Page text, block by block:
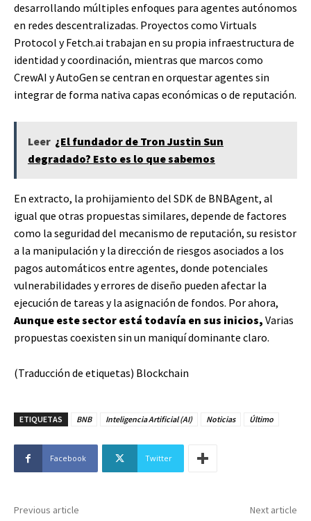
desarrollando múltiples enfoques para agentes autónomos
en redes descentralizadas. Proyectos como Virtuals
Protocol y Fetch.ai trabajan en su propia infraestructura de
identidad y coordinación, mientras que marcos como
CrewAI y AutoGen se centran en orquestar agentes sin
integrar de forma nativa capas económicas o de reputación.
Leer ¿El fundador de Tron Justin Sun
degradado? Esto es lo que sabemos
En extracto, la prohijamiento del SDK de BNBAgent, al
igual que otras propuestas similares, depende de factores
como la seguridad del mecanismo de reputación, su resistor
a la manipulación y la dirección de riesgos asociados a los
pagos automáticos entre agentes, donde potenciales
vulnerabilidades y errores de diseño pueden afectar la
ejecución de tareas y la asignación de fondos. Por ahora,
Aunque este sector está todavía en sus inicios, Varias
propuestas coexisten sin un maniquí dominante claro.
(Traducción de etiquetas) Blockchain
ETIQUETAS BNB Inteligencia Artificial (AI) Noticias Último
Facebook Twitter
Previous article Next article